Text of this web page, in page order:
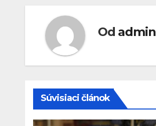
Od admin
Súvisiaci článok